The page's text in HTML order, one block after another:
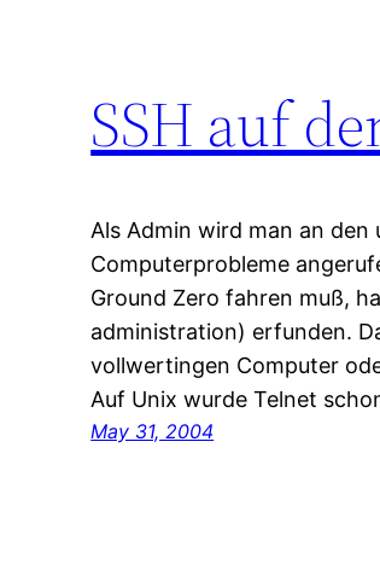
SSH auf
Als Admin wird man an
Computerprobleme
Ground Zero fahren muß,
administration) erfunden.
vollwertingen Computer
Auf Unix wurde Telnet
May 31, 2004